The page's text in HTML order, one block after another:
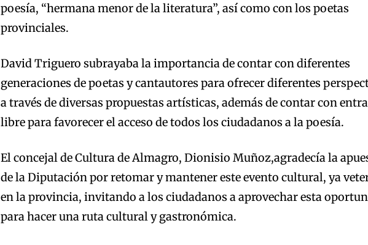
poesía, “hermana menor de la literatura”, así como con los poetas
provinciales.
David Triguero subrayaba la importancia de contar con diferentes
generaciones de poetas y cantautores para ofrecer diferentes
a través de diversas propuestas artísticas, además de contar con
libre para favorecer el acceso de todos los ciudadanos a la poesía.
El concejal de Cultura de Almagro, Dionisio Muñoz,agradecía la
de la Diputación por retomar y mantener este evento cultural, ya
en la provincia, invitando a los ciudadanos a aprovechar esta
para hacer una ruta cultural y gastronómica.